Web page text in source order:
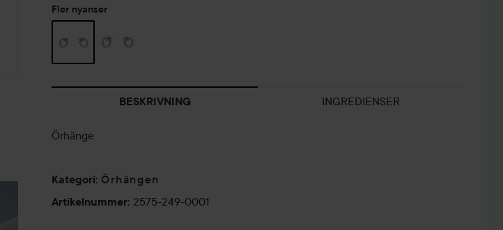
Fler nyanser
BESKRIVNING INGREDIENSER
Örhänge
Kategori: Örhängen
Artikelnummer: 2575-249-0001